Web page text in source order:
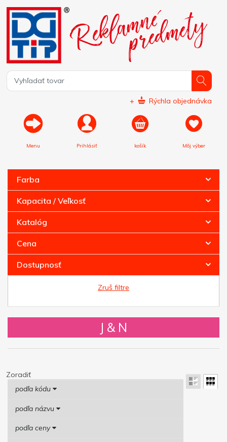
+ Rýchla objednávka
Menu Prihlásiť košík Môj výber
Farba
Kapacita / Veľkosť
Katalóg
Cena
Dostupnosť
Zruš filtre
J & N
Zoradiť
podľa kódu
podľa názvu
podľa ceny